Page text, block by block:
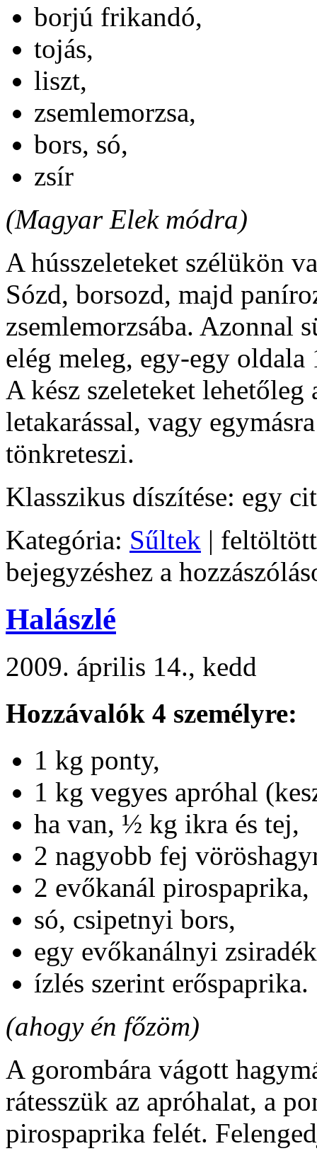
borjú frikandó,
tojás,
liszt,
zsemlemorzsa,
bors, só,
zsír
(Magyar Elek módra)
A hússzeleteket szélükön
Sózd, borsozd, majd
zsemlemorzsába. Azonnal
elég meleg, egy-egy oldala
A kész szeleteket
letakarással, vagy
tönkreteszi.
Klasszikus díszítése: egy
Kategória: Sűltek |
bejegyzéshez a
Halászlé
2009. április 14., kedd
Hozzávalók 4 személyre:
1 kg ponty,
1 kg vegyes apróhal
ha van, ½ kg ikra és tej,
2 nagyobb fej
2 evőkanál pirospaprika,
só, csipetnyi bors,
egy evőkanálnyi
ízlés szerint erőspaprika.
(ahogy én főzöm)
A gorombára vágott
rátesszük az apróhalat, a
pirospaprika felét.